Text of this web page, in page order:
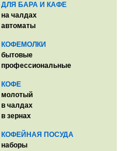
ДЛЯ БАРА И КАФЕ
на чалдах
автоматы
КОФЕМОЛКИ
бытовые
профессиональные
КОФЕ
молотый
в чалдах
в зернах
КОФЕЙНАЯ ПОСУДА
наборы